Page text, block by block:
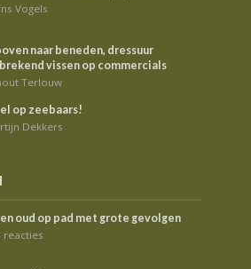
Vogels
naar beneden, dressuur
vissen op commercials
Terlouw
op zeebaars!
Dekkers
oud op pad met grote gevolgen
reacties